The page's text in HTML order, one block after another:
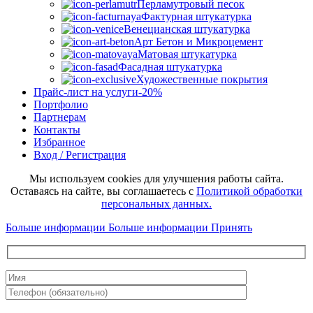
Перламутровый песок
Фактурная штукатурка
Венецианская штукатурка
Арт Бетон и Микроцемент
Матовая штукатурка
Фасадная штукатурка
Художественные покрытия
Прайс-лист на услуги-20%
Портфолио
Партнерам
Контакты
Избранное
Вход / Регистрация
Мы используем cookies для улучшения работы сайта.
Оставаясь на сайте, вы соглашаетесь с Политикой обработки
персональных данных.
Больше информации Больше информации Принять